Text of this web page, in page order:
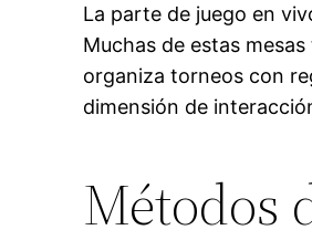
La parte de juego en
Muchas de estas
organiza torneos con
dimensión de
Métodos